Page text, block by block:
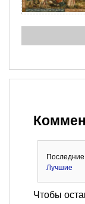
Последние
Лучшие
Чтобы